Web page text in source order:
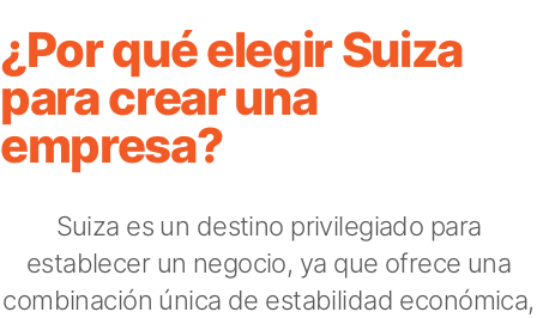
¿Por qué elegir Suiza
para crear una
empresa?
Suiza es un destino privilegiado para
establecer un negocio, ya que ofrece una
combinación única de estabilidad económica,